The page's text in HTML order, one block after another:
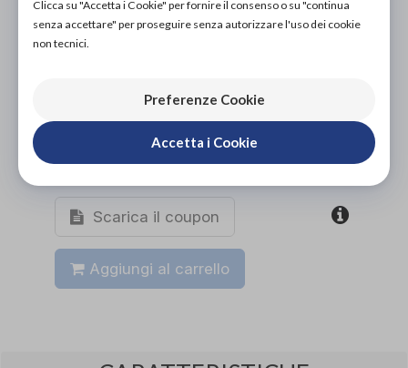
DA37,00€
Organizza prova in negozio
Scarica il coupon
Aggiungi al carrello
Clicca su "Accetta i Cookie" per fornire il consenso o su "continua
senza accettare" per proseguire senza autorizzare l'uso dei cookie
non tecnici.
Preferenze Cookie
Accetta i Cookie